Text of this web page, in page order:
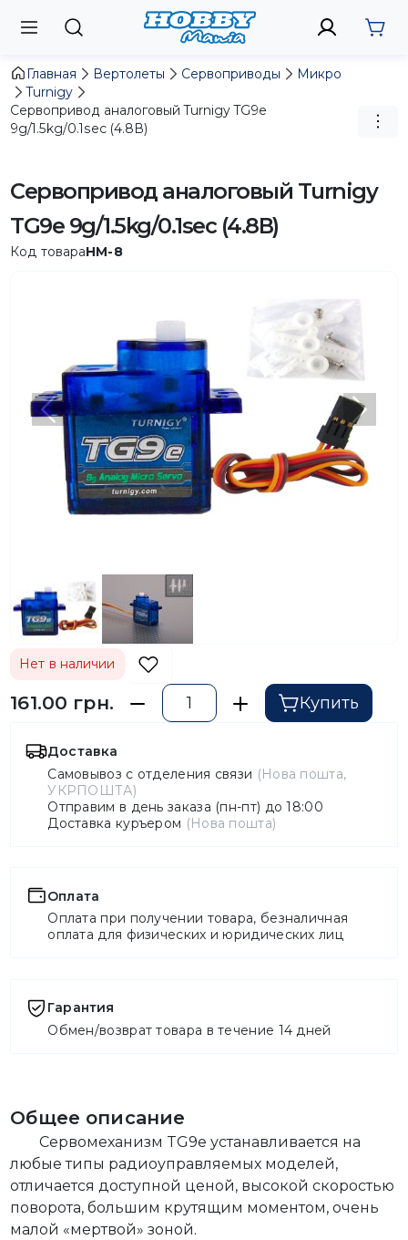
Главная Вертолеты Сервоприводы
Микро
Turnigy
Сервопривод аналоговый Turnigy TG9e
9g/1.5kg/0.1sec (4.8В)
Сервопривод аналоговый Turnigy
TG9e 9g/1.5kg/0.1sec (4.8В)
Код товараHM-8
Предыдущий
Нет в наличии
161.00 грн. Купить
Доставка
Самовывоз с отделения связи (Нова пошта,
УКРПОШТА)
Отправим в день заказа (пн-пт) до 18:00
Доставка куръером (Нова пошта)
Оплата
Оплата при получении товара, безналичная
оплата для физических и юридических лиц
Гарантия
Обмен/возврат товара в течение 14 дней
Общее описание
Сервомеханизм TG9e устанавливается на
любые типы радиоуправляемых моделей,
отличается доступной ценой, высокой скоростью
поворота, большим крутящим моментом, очень
малой «мертвой» зоной.